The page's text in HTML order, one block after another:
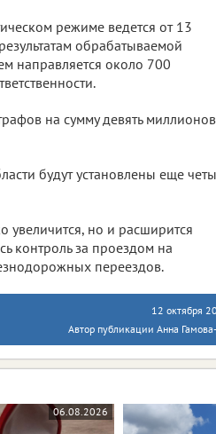
режиме ведется от 13
обрабатываемой
направляется около 700
на сумму девять миллионов
будут установлены еще
увеличится, но и расширится
контроль за проездом на
переездов.
12 октября
Автор публикации Анна
06.08.2026